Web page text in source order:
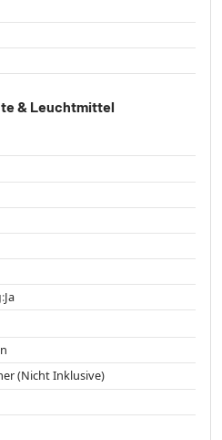
& Leuchtmittel
Ja
(Nicht Inklusive)